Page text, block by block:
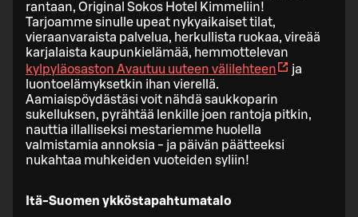
rantaan, Original Sokos Hotel Kimmeliin!
Tarjoamme sinulle upeat nykyaikaiset tilat,
vieraanvaraista palvelua, herkullista ruokaa, vireää
karjalaista kaupunkielämää, hemmottelevan
kylpyläosaston Avautuu uuteen välilehteen
ja
luontoelämyksetkin ihan vierellä.
Aamiaispöydästäsi voit nähdä saukkoparin
sukelluksen, pyrähtää lenkille joen rantoja pitkin,
nauttia illalliseksi mestariemme huolella
valmistamia annoksia - ja päivän päätteeksi
nukahtaa muhkeiden vuoteiden syliin!
Itä-Suomen ykköstapahtumatalo